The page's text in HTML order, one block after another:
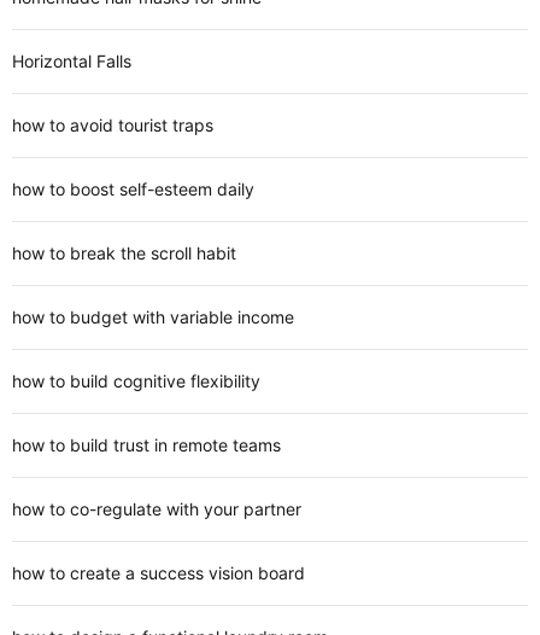
Horizontal Falls
how to avoid tourist traps
how to boost self-esteem daily
how to break the scroll habit
how to budget with variable income
how to build cognitive flexibility
how to build trust in remote teams
how to co-regulate with your partner
how to create a success vision board